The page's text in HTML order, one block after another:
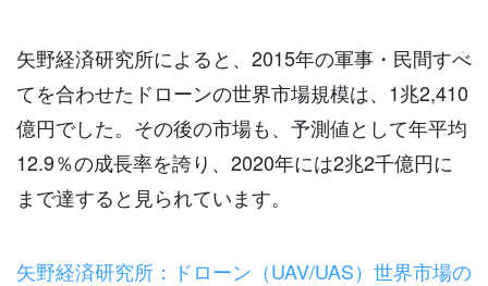
矢野経済研究所によると、2015年の軍事・民間すべ
てを合わせたドローンの世界市場規模は、1兆2,410
億円でした。その後の市場も、予測値として年平均
12.9％の成長率を誇り、2020年には2兆2千億円に
まで達すると見られています。
矢野経済研究所：ドローン（UAV/UAS）世界市場の